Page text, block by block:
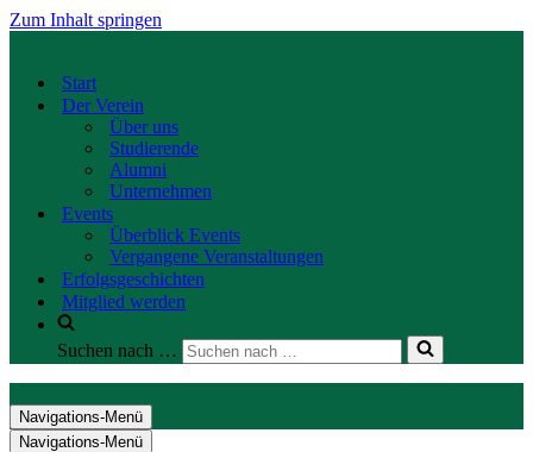
Zum Inhalt springen
Start
Der Verein
Über uns
Studierende
Alumni
Unternehmen
Events
Überblick Events
Vergangene Veranstaltungen
Erfolgsgeschichten
Mitglied werden
Suchen nach …
Navigations-Menü
Navigations-Menü